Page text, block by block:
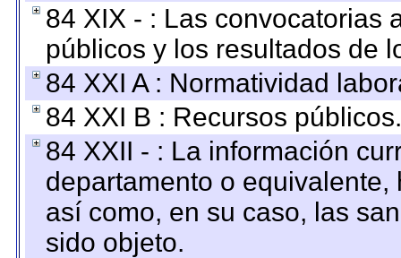
84 XIX - : Las convocatorias
públicos y los resultados de
84 XXI A : Normatividad
84 XXI B : Recursos públicos.
84 XXII - : La información
departamento o
así como, en su caso, las
sido objeto.